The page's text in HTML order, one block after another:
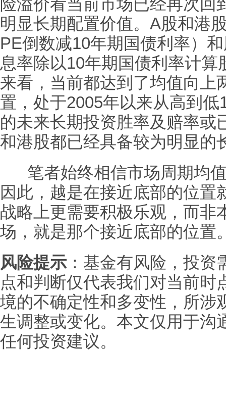
险溢价看当前市场已经再次回
明显长期配置价值。A股和港
PE倒数减10年期国债利率）
息率除以10年期国债利率计算
来看，当前都达到了均值向上
置，处于2005年以来从高到
的未来长期投资胜率及赔率或
和港股都已经具备较为明显的
笔者始终相信市场周期均
因此，越是在接近底部的位置
战略上更需要积极乐观，而非
场，就是那个接近底部的位置
风险提示 ：基金有风险，投
点和判断仅代表我们对当前时
境的不确定性和多变性，所涉
生调整或变化。本文仅用于沟
任何投资建议。